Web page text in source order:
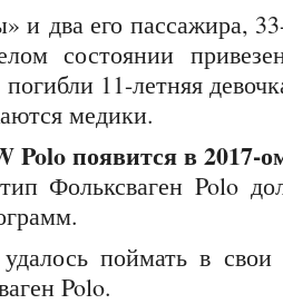
и два его пассажира,
состоянии
погибли 11-летняя
медики.
появится в 2017-
Фольксваген Polo
поймать в свои
Polo.